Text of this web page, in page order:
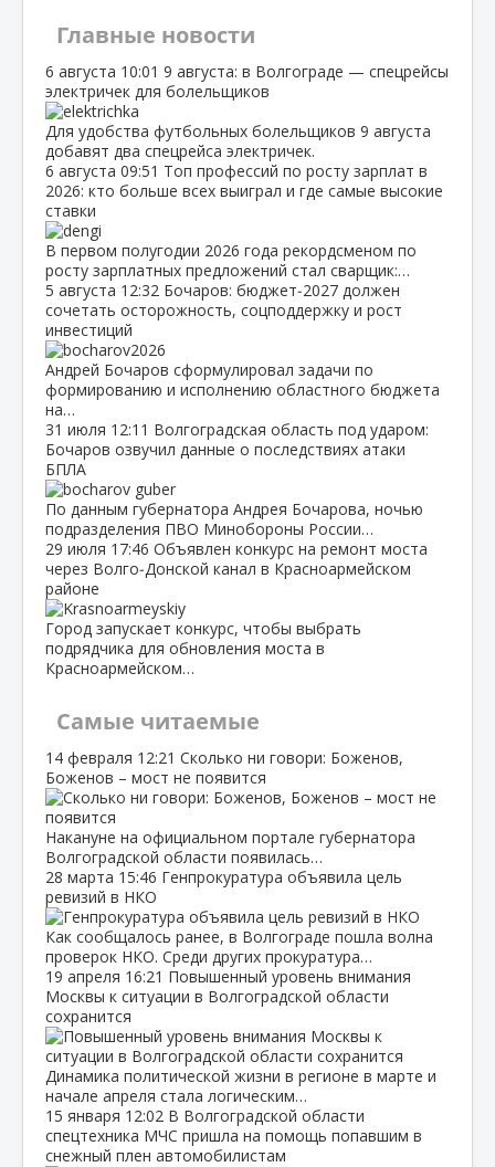
Главные новости
6 августа 10:01 9 августа: в Волгограде — спецрейсы
электричек для болельщиков
Для удобства футбольных болельщиков 9 августа
добавят два спецрейса электричек.
6 августа 09:51 Топ профессий по росту зарплат в
2026: кто больше всех выиграл и где самые высокие
ставки
В первом полугодии 2026 года рекордсменом по
росту зарплатных предложений стал сварщик:…
5 августа 12:32 Бочаров: бюджет‑2027 должен
сочетать осторожность, соцподдержку и рост
инвестиций
Андрей Бочаров сформулировал задачи по
формированию и исполнению областного бюджета
на…
31 июля 12:11 Волгоградская область под ударом:
Бочаров озвучил данные о последствиях атаки
БПЛА
По данным губернатора Андрея Бочарова, ночью
подразделения ПВО Минобороны России…
29 июля 17:46 Объявлен конкурс на ремонт моста
через Волго‑Донской канал в Красноармейском
районе
Город запускает конкурс, чтобы выбрать
подрядчика для обновления моста в
Красноармейском…
Самые читаемые
14 февраля 12:21 Сколько ни говори: Боженов,
Боженов – мост не появится
Накануне на официальном портале губернатора
Волгоградской области появилась…
28 марта 15:46 Генпрокуратура объявила цель
ревизий в НКО
Как сообщалось ранее, в Волгограде пошла волна
проверок НКО. Среди других прокуратура…
19 апреля 16:21 Повышенный уровень внимания
Москвы к ситуации в Волгоградской области
сохранится
Динамика политической жизни в регионе в марте и
начале апреля стала логическим…
15 января 12:02 В Волгоградской области
спецтехника МЧС пришла на помощь попавшим в
снежный плен автомобилистам